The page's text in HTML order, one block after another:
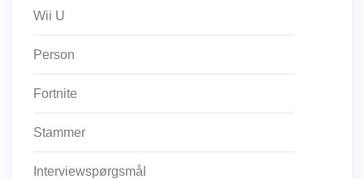
Wii U
Person
Fortnite
Stammer
Interviewspørgsmål